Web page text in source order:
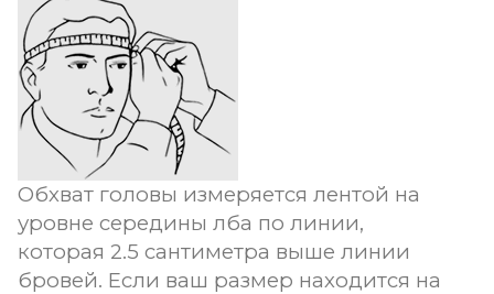
Обхват головы измеряется лентой на
уровне середины лба по линии,
которая 2.5 сантиметра выше линии
бровей. Если ваш размер находится на